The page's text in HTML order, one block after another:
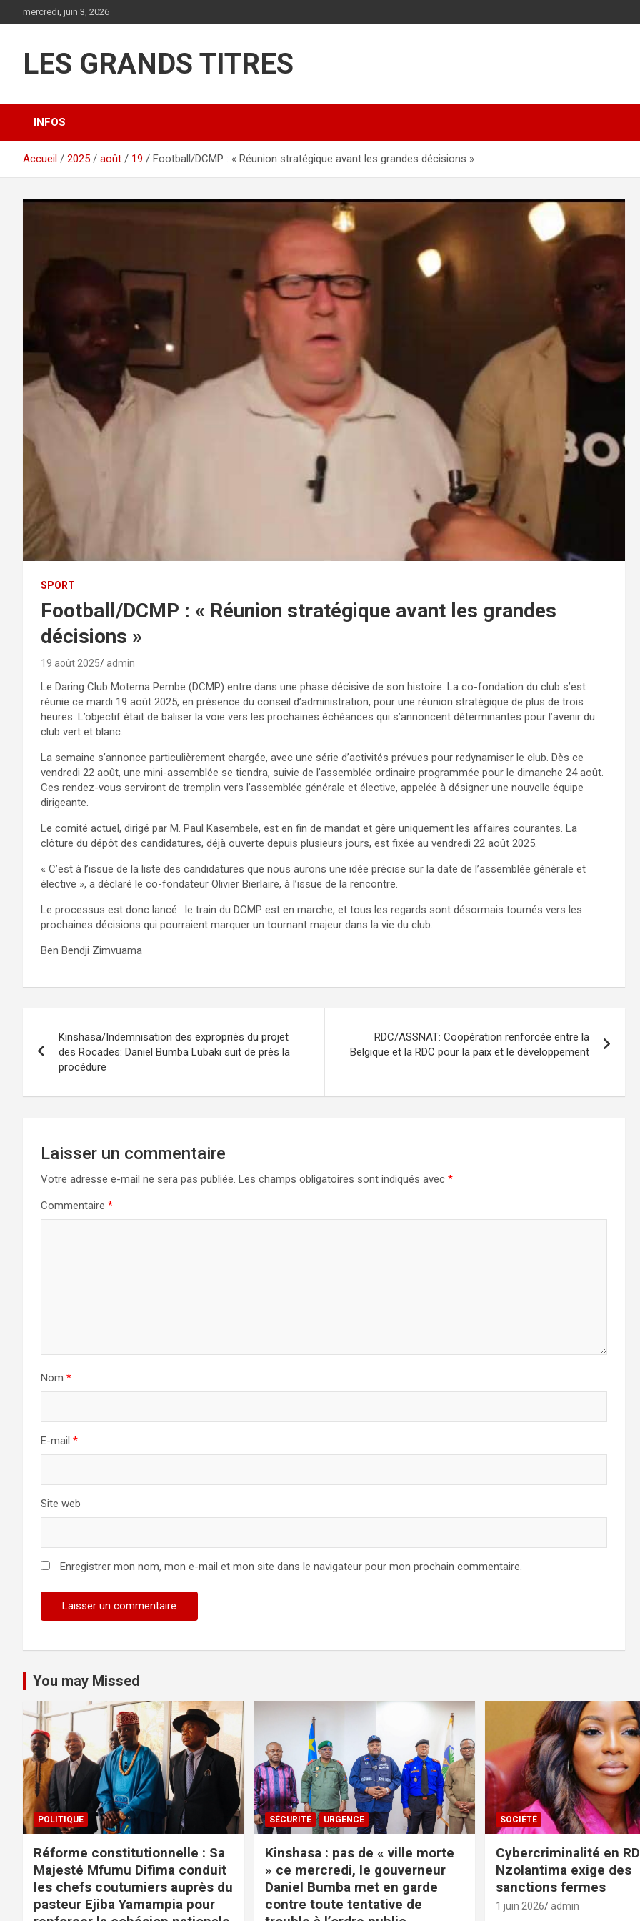
au
mercredi, juin 3, 2026
LES GRANDS TITRES
INFOS
Accueil 2025 août 19 Football/DCMP : « Réunion stratégique avant les grandes décisions »
SPORT
Football/DCMP : « Réunion stratégique avant les grandes
décisions »
19 août 2025 admin
Le Daring Club Motema Pembe (DCMP) entre dans une phase décisive de son histoire. La co-fondation du club s’est
réunie ce mardi 19 août 2025, en présence du conseil d’administration, pour une réunion stratégique de plus de trois
heures. L’objectif était de baliser la voie vers les prochaines échéances qui s’annoncent déterminantes pour l’avenir du
club vert et blanc.
La semaine s’annonce particulièrement chargée, avec une série d’activités prévues pour redynamiser le club. Dès ce
vendredi 22 août, une mini-assemblée se tiendra, suivie de l’assemblée ordinaire programmée pour le dimanche 24 août.
Ces rendez-vous serviront de tremplin vers l’assemblée générale et élective, appelée à désigner une nouvelle équipe
dirigeante.
Le comité actuel, dirigé par M. Paul Kasembele, est en fin de mandat et gère uniquement les affaires courantes. La
clôture du dépôt des candidatures, déjà ouverte depuis plusieurs jours, est fixée au vendredi 22 août 2025.
« C’est à l’issue de la liste des candidatures que nous aurons une idée précise sur la date de l’assemblée générale et
élective », a déclaré le co-fondateur Olivier Bierlaire, à l’issue de la rencontre.
Le processus est donc lancé : le train du DCMP est en marche, et tous les regards sont désormais tournés vers les
prochaines décisions qui pourraient marquer un tournant majeur dans la vie du club.
Ben Bendji Zimvuama
de
l’article
Kinshasa/Indemnisation des expropriés du projet
des Rocades: Daniel Bumba Lubaki suit de près la
procédure
RDC/ASSNAT: Coopération renforcée entre la
Belgique et la RDC pour la paix et le développement
Laisser un commentaire
Votre adresse e-mail ne sera pas publiée. Les champs obligatoires sont indiqués avec *
Commentaire *
Nom *
E-mail *
Site web
Enregistrer mon nom, mon e-mail et mon site dans le navigateur pour mon prochain commentaire.
You may Missed
POLITIQUE
Réforme constitutionnelle : Sa
Majesté Mfumu Difima conduit
les chefs coutumiers auprès du
pasteur Ejiba Yamampia pour
SÉCURITÉ URGENCE
Kinshasa : pas de « ville morte
» ce mercredi, le gouverneur
Daniel Bumba met en garde
contre toute tentative de
SOCIÉTÉ
Cybercriminalité en
Nzolantima exige des
sanctions fermes
1 juin 2026 admin